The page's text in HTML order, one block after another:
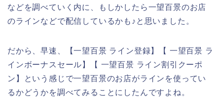
などを調べていく内に、もしかしたら一望百景のお店
のラインなどで配信しているかも♪と思いました。
だから、早速、【一望百景 ライン登録】【 一望百景 ラ
インボーナスセール】【 一望百景 ライン割引クーポ
ン】という感じで一望百景のお店がラインを使ってい
るかどうかを調べてみることにしたんですよね。